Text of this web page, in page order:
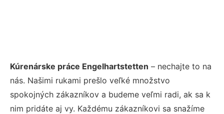
Kúrenárske práce Engelhartstetten – nechajte to na
nás. Našimi rukami prešlo veľké množstvo
spokojných zákazníkov a budeme veľmi radi, ak sa k
nim pridáte aj vy. Každému zákazníkovi sa snažíme